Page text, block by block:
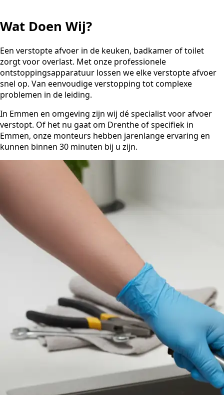
Wat Doen Wij?
Een verstopte afvoer in de keuken, badkamer of toilet
zorgt voor overlast. Met onze professionele
ontstoppingsapparatuur lossen we elke verstopte afvoer
snel op. Van eenvoudige verstopping tot complexe
problemen in de leiding.
In Emmen en omgeving zijn wij dé specialist voor afvoer
verstopt. Of het nu gaat om Drenthe of specifiek in
Emmen, onze monteurs hebben jarenlange ervaring en
kunnen binnen 30 minuten bij u zijn.